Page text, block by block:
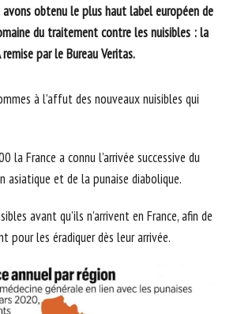
avons obtenu le plus haut label européen de
du traitement contre les nuisibles : la
par le Bureau Veritas.
à l’affut des nouveaux nuisibles qui
la France a connu l’arrivée successive du
asiatique et de la punaise diabolique.
avant qu’ils n’arrivent en France, afin de
pour les éradiquer dès leur arrivée.